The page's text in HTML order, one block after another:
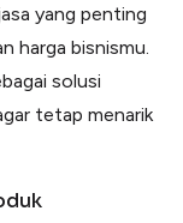
yang penting
harga bisnismu.
solusi
tetap menarik